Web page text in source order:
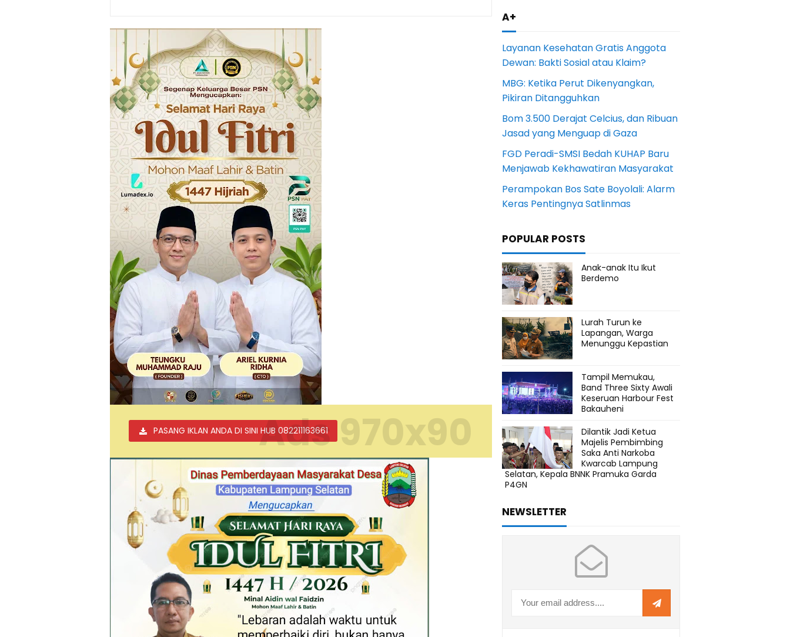
PASANG IKLAN ANDA DI SINI HUB 082211163661Ads 970x90
A+
Layanan Kesehatan Gratis Anggota
Dewan: Bakti Sosial atau Klaim?
MBG: Ketika Perut Dikenyangkan,
Pikiran Ditangguhkan
Bom 3.500 Derajat Celcius, dan Ribuan
Jasad yang Menguap di Gaza
FGD Peradi-SMSI Bedah KUHAP Baru
Menjawab Kekhawatiran Masyarakat
Perampokan Bos Sate Boyolali: Alarm
Keras Pentingnya Satlinmas
POPULAR POSTS
Anak-anak Itu Ikut
Berdemo
Lurah Turun ke
Lapangan, Warga
Menunggu Kepastian
Tampil Memukau,
Band Three Sixty Awali
Keseruan Harbour Fest
Bakauheni
Dilantik Jadi Ketua
Majelis Pembimbing
Saka Anti Narkoba
Kwarcab Lampung
Selatan, Kepala BNNK Pramuka Garda
P4GN
NEWSLETTER